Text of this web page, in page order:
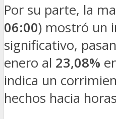
Por su parte, la
06:00) mostró un
significativo,
enero al 23,08%
indica un
hechos hacia